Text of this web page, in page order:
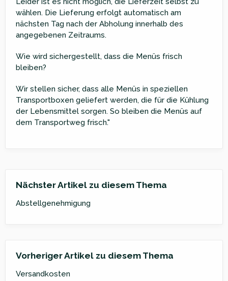
wählen. Die Lieferung erfolgt automatisch am
nächsten Tag nach der Abholung innerhalb des
angegebenen Zeitraums.
Wie wird sichergestellt, dass die Menüs frisch
bleiben?
Wir stellen sicher, dass alle Menüs in speziellen
Transportboxen geliefert werden, die für die Kühlung
der Lebensmittel sorgen. So bleiben die Menüs auf
dem Transportweg frisch."
Nächster Artikel zu diesem Thema
Abstellgenehmigung
Vorheriger Artikel zu diesem Thema
Versandkosten